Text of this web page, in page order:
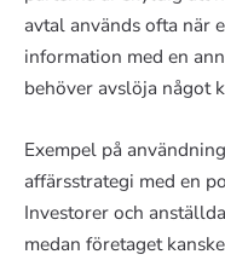
avtal används ofta när
information med en
behöver avslöja något
Exempel på
affärsstrategi med en
Investorer och
medan företaget